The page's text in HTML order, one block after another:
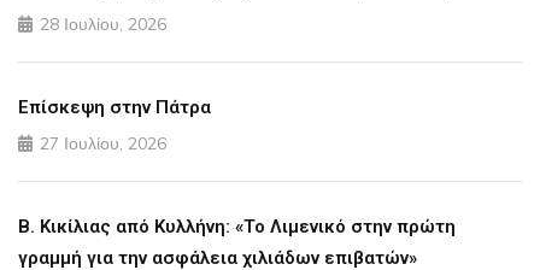
28 Ιουλίου, 2026
Επίσκεψη στην Πάτρα
27 Ιουλίου, 2026
Β. Κικίλιας από Κυλλήνη: «Το Λιμενικό στην πρώτη
γραμμή για την ασφάλεια χιλιάδων επιβατών»